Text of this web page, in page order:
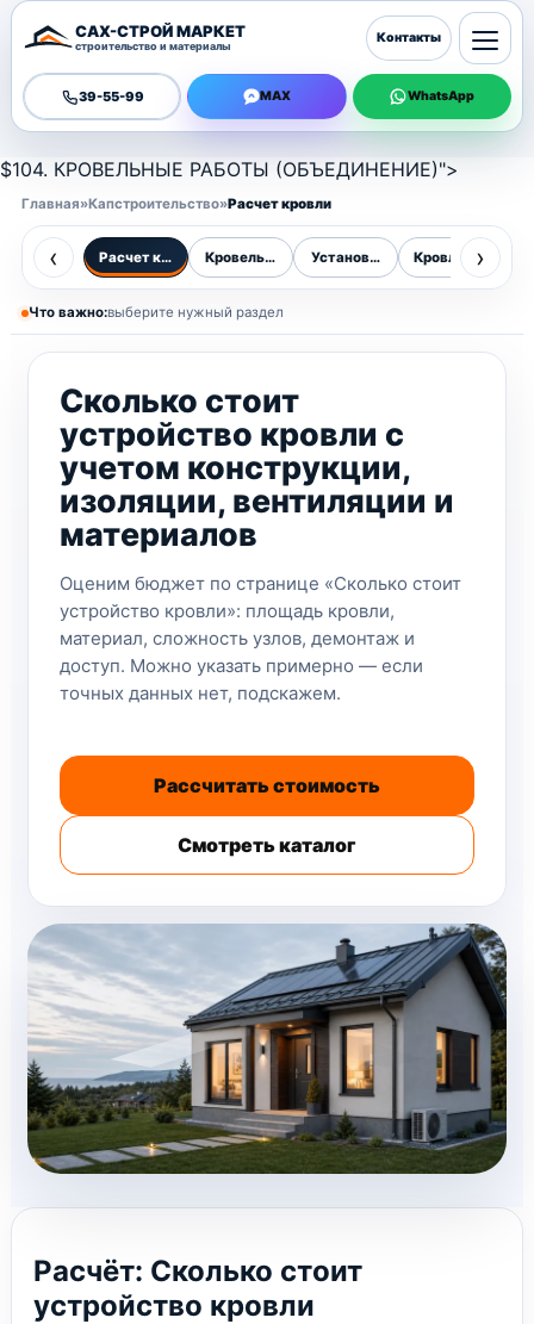
САХ-СТРОЙ МАРКЕТ
строительство и материалы
39-55-99 MAX WhatsApp
Контакты
$104. КРОВЕЛЬНЫЕ РАБОТЫ (ОБЪЕДИНЕНИЕ)">
Главная»Капстроительство»Расчет кровли
‹ Расчет кровли Кровельные работыУстановка кровлиКровля дома
›
Что важно:выберите нужный раздел
Сколько стоит
устройство кровли с
учетом конструкции,
изоляции, вентиляции и
материалов
Оценим бюджет по странице «Сколько стоит
устройство кровли»: площадь кровли,
материал, сложность узлов, демонтаж и
доступ. Можно указать примерно — если
точных данных нет, подскажем.
Рассчитать стоимость
Смотреть каталог
Расчёт: Сколько стоит
устройство кровли